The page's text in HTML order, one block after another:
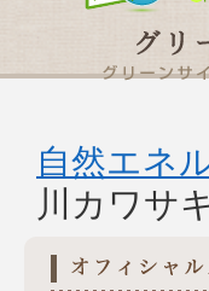
自然エネ
川カワサ